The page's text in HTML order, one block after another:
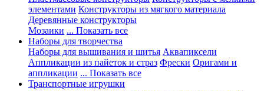
элементами Конструкторы из мягкого материала
Деревянные конструкторы
Мозаики ... Показать все
Наборы для творчества
Наборы для вышивания и шитья Аквапиксели
Аппликации из пайеток и страз Фрески Оригами и
аппликации ... Показать все
Транспортные игрушки